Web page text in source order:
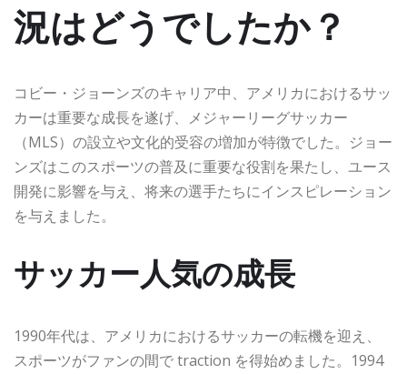
況はどうでしたか？
コビー・ジョーンズのキャリア中、アメリカにおけるサッ
カーは重要な成長を遂げ、メジャーリーグサッカー
（MLS）の設立や文化的受容の増加が特徴でした。ジョー
ンズはこのスポーツの普及に重要な役割を果たし、ユース
開発に影響を与え、将来の選手たちにインスピレーション
を与えました。
サッカー人気の成長
1990年代は、アメリカにおけるサッカーの転機を迎え、
スポーツがファンの間で traction を得始めました。1994